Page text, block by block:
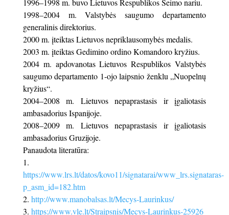
1996–1998 m. buvo Lietuvos Respublikos Seimo nariu.
1998–2004 m. Valstybės saugumo departamento
generalinis direktorius.
2000 m. įteiktas Lietuvos nepriklausomybės medalis.
2003 m. įteiktas Gedimino ordino Komandoro kryžius.
2004 m. apdovanotas Lietuvos Respublikos Valstybės
saugumo departamento 1-ojo laipsnio ženklu „Nuopelnų
kryžius“.
2004–2008 m. Lietuvos nepaprastasis ir įgaliotasis
ambasadorius Ispanijoje.
2008–2009 m. Lietuvos nepaprastasis ir įgaliotasis
ambasadorius Gruzijoje.
Panaudota literatūra:
https://www.lrs.lt/datos/kovo11/signatarai/www_lrs.signataras-
p_asm_id=182.htm
http://www.manobalsas.lt/Mecys-Laurinkus/
https://www.vle.lt/Straipsnis/Mecys-Laurinkus-25926